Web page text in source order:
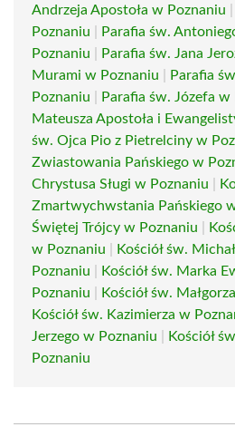
Andrzeja Apostoła w Poznaniu
Poznaniu
Parafia św.
Poznaniu
Parafia św. Jana
Murami w Poznaniu
Parafia
Poznaniu
Parafia św. Józefa w
Mateusza Apostoła i
św. Ojca Pio z Pietrelciny w
Zwiastowania Pańskiego w
Chrystusa Sługi w Poznaniu
Zmartwychwstania Pańskiego
Świętej Trójcy w Poznaniu
w Poznaniu
Kościół św.
Poznaniu
Kościół św. Marka
Poznaniu
Kościół św.
Kościół św. Kazimierza w
Jerzego w Poznaniu
Kościół
Poznaniu